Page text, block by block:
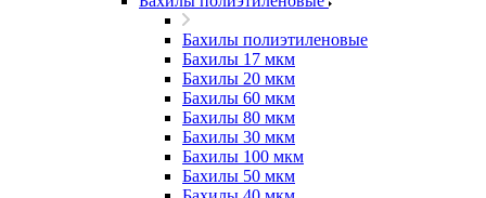
Бахилы полиэтиленовые
Бахилы 17 мкм
Бахилы 20 мкм
Бахилы 60 мкм
Бахилы 80 мкм
Бахилы 30 мкм
Бахилы 100 мкм
Бахилы 50 мкм